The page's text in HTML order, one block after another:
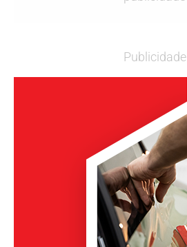
Publicidade